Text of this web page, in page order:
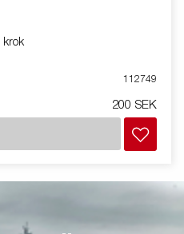
krok
112749
200 SEK